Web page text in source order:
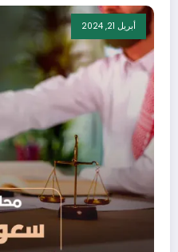
أبريل 21, 2024